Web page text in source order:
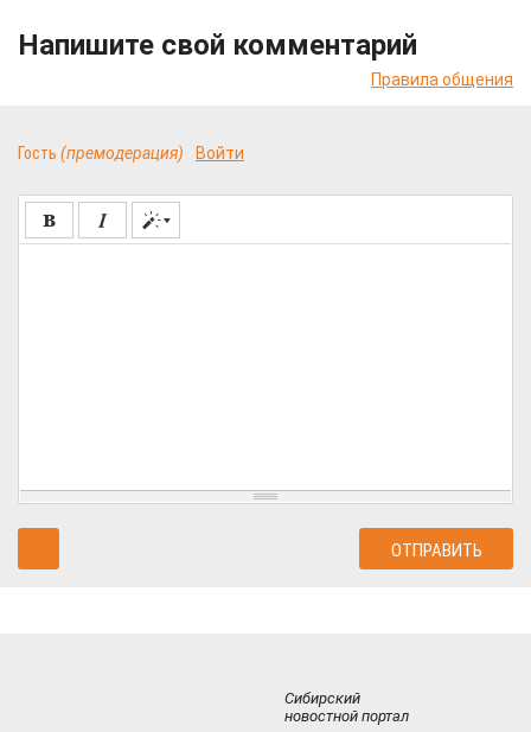
Напишите свой комментарий
Правила общения
Гость (премодерация) Войти
Сибирский
новостной портал